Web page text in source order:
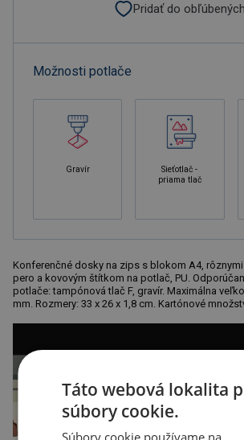
Pridať do obľúbených
Možnosti potlače
Gravír
Sieťotlač -
priama tlač
Konferenčné dosky na zips s blokom A4,
pero a kovovým štítkom na potlač, PU.
potlače: tampónová tlač F, gravír. Maximálna
mm. Rozmery: 33 x 26 x 1,8 cm. Kartónové
Táto webová lokalita
súbory cookie.
Súbory cookie používame na